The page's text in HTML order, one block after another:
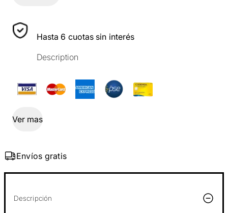
Hasta 6 cuotas sin interés
Description
Ver mas
Envíos gratis
Descripción